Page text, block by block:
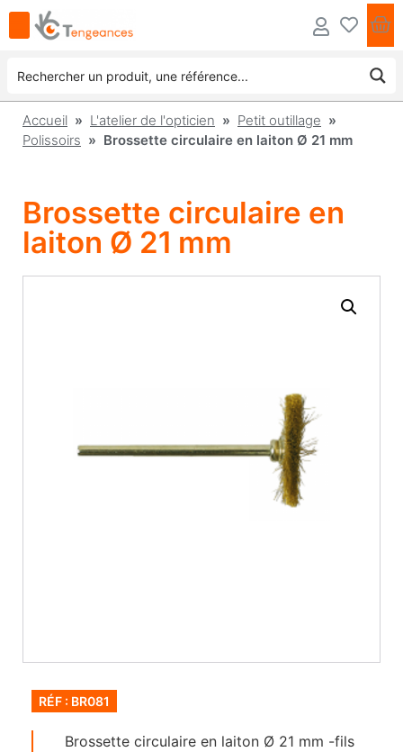
Accueil » L'atelier de l'opticien » Petit outillage »
Polissoirs » Brossette circulaire en laiton Ø 21 mm
Brossette circulaire en
laiton Ø 21 mm
RÉF : BR081
Brossette circulaire en laiton Ø 21 mm -fils